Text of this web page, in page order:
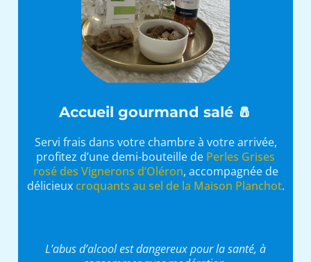
Accueil gourmand salé 🧂
Servi frais dans votre chambre à votre arrivée,
profitez d’une demi-bouteille de Perles Grises
rosé des Vignerons d’Oléron, accompagnée de
délicieuxcroquants au sel de la Maison Planchot.
L’abus d’alcool est dangereux pour la santé, à